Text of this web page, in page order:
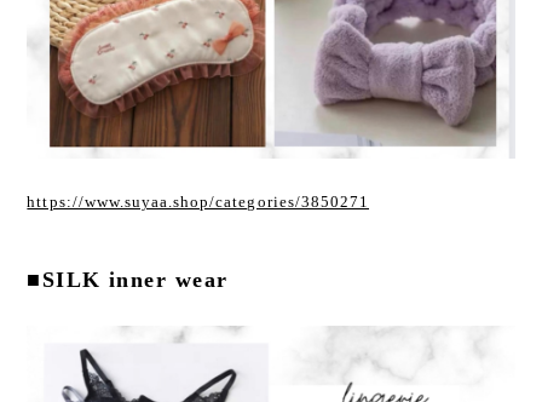
https://www.suyaa.shop/categories/3850271
■SILK inner wear